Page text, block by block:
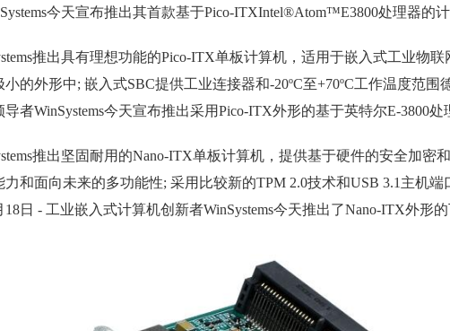
今天宣布推出其首款基于Pico-ITXIntel®Atom™E3800处理器的
推出具有理想功能的Pico-ITX单板计算机，适用于嵌入式工业物
的外形中; 嵌入式SBC提供工业连接器和-20ºC至+70ºC工作温度范围
者WinSystems今天宣布推出采用Pico-ITX外形的基于英特尔E-3800处
推出坚固耐用的Nano-ITX单板计算机，提供基于硬件的安全加密
力和面向未来的多功能性; 采用比较新的TPM 2.0技术和USB 3.1主机
18日 - 工业嵌入式计算机创新者WinSystems今天推出了Nano-ITX外形